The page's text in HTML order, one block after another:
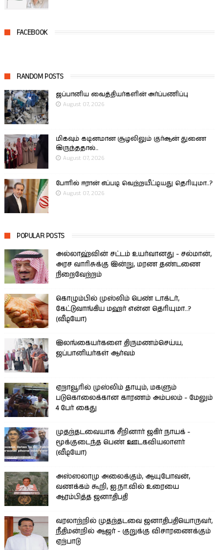
FACEBOOK
RANDOM POSTS
ஜப்பானிய வைத்தியர்களின் அர்ப்பணிப்பு
August 07, 2026
மிகவும் கடினமான சூழலிலும் குர்ஆன் துணை
இருந்ததால்..
August 07, 2026
போரில் ஈரான் எப்படி வெற்றயீட்டியது தெரியுமா..?
August 07, 2026
POPULAR POSTS
அல்லாஹ்வின் சட்டம் உயர்வானது - சல்மான்,
அரச வாரிசுக்கு இன்று, மரண தண்டணை
நிறைவேற்றம்
கொழும்பில் முஸ்லிம் பெண் டாக்டர்,
கேட்டுவாங்கிய மஹர் என்ன தெரியுமா..?
(வீடியோ)
இலங்கையர்களை திருமணம்செய்ய,
ஜப்பானியர்கள் ஆர்வம்
ஏறாவூரில் முஸ்லிம் தாயும், மகளும்
படுகொலைக்கான காரணம் அம்பலம் - மேலும்
4 பேர் கைது
முதற்தடவையாக சீறினார் ஜகிர் நாயக் -
மூக்குடைந்த பெண் ஊடகவியலாளர்
(வீடியோ)
அஸ்ஸலாமு அலைக்கும், ஆயுபோவன்,
வணக்கம் கூறி, ஐ.நா.வில் உரையை
ஆரம்பித்த ஜனாதிபதி
வரலாற்றில் முதற்தடவை ஜனாதிபதியொருவர்,
நீதிமன்றில் ஆஜர் - குறுக்கு விசாரணைக்கும்
ஏற்பாடு